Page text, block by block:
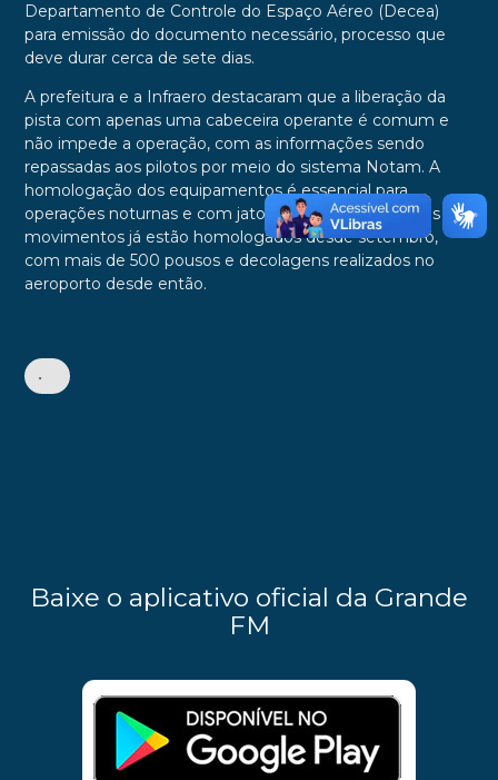
Departamento de Controle do Espaço Aéreo (Decea)
para emissão do documento necessário, processo que
deve durar cerca de sete dias.
A prefeitura e a Infraero destacaram que a liberação da
pista com apenas uma cabeceira operante é comum e
não impede a operação, com as informações sendo
repassadas aos pilotos por meio do sistema Notam. A
homologação dos equipamentos é essencial para
operações noturnas e com jatos, enquanto os demais
movimentos já estão homologados desde setembro,
com mais de 500 pousos e decolagens realizados no
aeroporto desde então.
•
Baixe o aplicativo oficial da Grande
FM